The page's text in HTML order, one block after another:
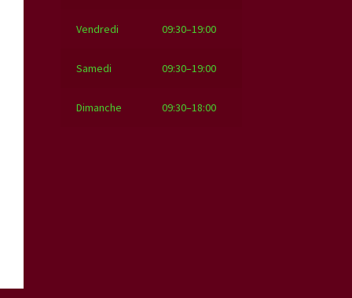
Vendredi 09:30–19:00
Samedi 09:30–19:00
Dimanche 09:30–18:00